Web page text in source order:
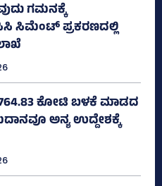
ಗಮನಕ್ಕೆ
ಸಿಮೆಂಟ್ ಪ್ರಕರಣದಲ್ಲಿ
ಕೋಟಿ ಬಳಕೆ ಮಾಡದ
ಅನ್ಯ ಉದ್ದೇಶಕ್ಕೆ